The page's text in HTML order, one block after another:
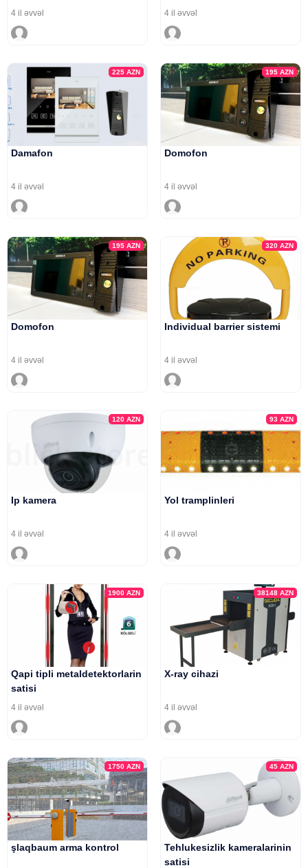
4 il əvvəl 4 il əvvəl
225AZN
Damafon
4 il əvvəl
195 AZN
Domofon
4 il əvvəl
195AZN
Domofon
4 il əvvəl
320 AZN
Individual barrier sistemi
4 il əvvəl
120AZN
Ip kamera
4 il əvvəl
93 AZN
Yol tramplinleri
4 il əvvəl
1900AZN
Qapi tipli metaldetektorlarin
satisi
4 il əvvəl
38148 AZN
X-ray cihazi
4 il əvvəl
1750AZN
şlaqbaum arma kontrol
45 AZN
Tehlukesizlik kameralarinin
satisi